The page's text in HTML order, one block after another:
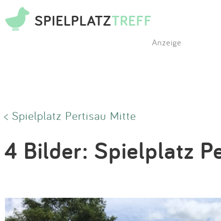
SPIELPLATZTREFF
Anzeige
< Spielplatz Pertisau Mitte
4 Bilder: Spielplatz